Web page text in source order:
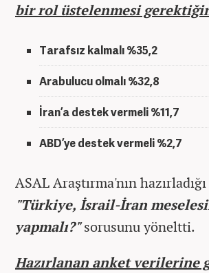
bir rol üstelenmesi
Tarafsız kalmalı %35,2
Arabulucu olmalı %32,8
İran’a destek vermeli %11,7
ABD’ye destek vermeli %2,7
ASAL Araştırma'nın
"Türkiye, İsrail-İran
yapmalı?"sorusunu yöneltti.
Hazırlanan anket verilerine